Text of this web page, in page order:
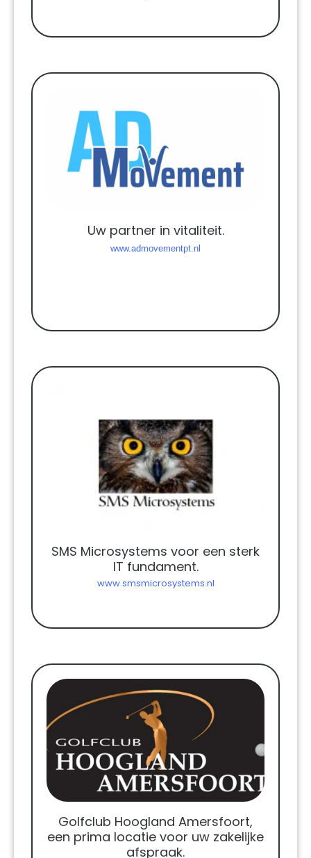
Uw partner in vitaliteit.
www.admovementpt.nl
SMS Microsystems voor een sterk
IT fundament.
www.smsmicrosystems.nl
Golfclub Hoogland Amersfoort,
een prima locatie voor uw zakelijke
afspraak.